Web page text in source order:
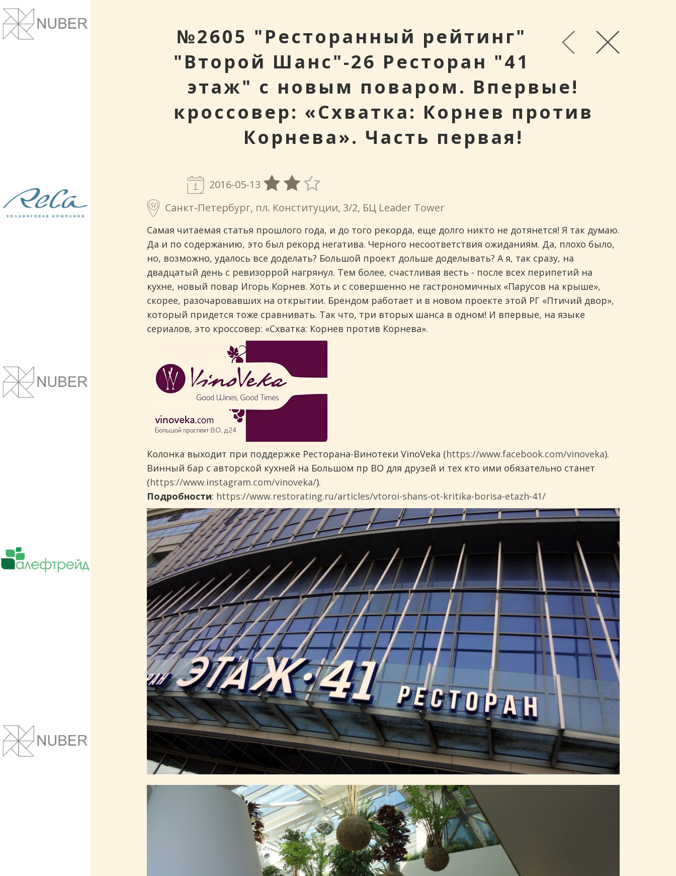
Рестораны и кафе. Проектирование и
Сайты и корпоративные веб-системы.
Понятный дизайн, улучшение маркетинговых
Поставки чая, кофе, оборудования.
Сотрудничает более чем с 5000 ресторанов.
Сайты и корпоративные веб-системы.
Понятный дизайн, улучшение маркетинговых
№2605 "Ресторанный рейтинг"
"Второй Шанс"-26 Ресторан "41
этаж" с новым поваром. Впервые!
кроссовер: «Схватка: Корнев против
Корнева». Часть первая!
2016-05-13
Санкт-Петербург, пл. Конституции, 3/2, БЦ Leader Tower
Самая читаемая статья прошлого года, и до того рекорда, еще долго никто не дотянется! Я так думаю.
Да и по содержанию, это был рекорд негатива. Черного несоответствия ожиданиям. Да, плохо было,
но, возможно, удалось все доделать? Большой проект дольше доделывать? А я, так сразу, на
двадцатый день с ревизоррой нагрянул. Тем более, счастливая весть - после всех перипетий на
кухне, новый повар Игорь Корнев. Хоть и с совершенно не гастрономичных «Парусов на крыше»,
скорее, разочаровавших на открытии. Брендом работает и в новом проекте этой РГ «Птичий двор»,
который придется тоже сравнивать. Так что, три вторых шанса в одном! И впервые, на языке
сериалов, это кроссовер: «Схватка: Корнев против Корнева».
Колонка выходит при поддержке Ресторана-Винотеки VinoVeka (https://www.facebook.com/vinoveka).
Винный бар с авторской кухней на Большом пр ВО для друзей и тех кто ими обязательно станет
(https://www.instagram.com/vinoveka/).
Подробности: https://www.restorating.ru/articles/vtoroi-shans-ot-kritika-borisa-etazh-41/